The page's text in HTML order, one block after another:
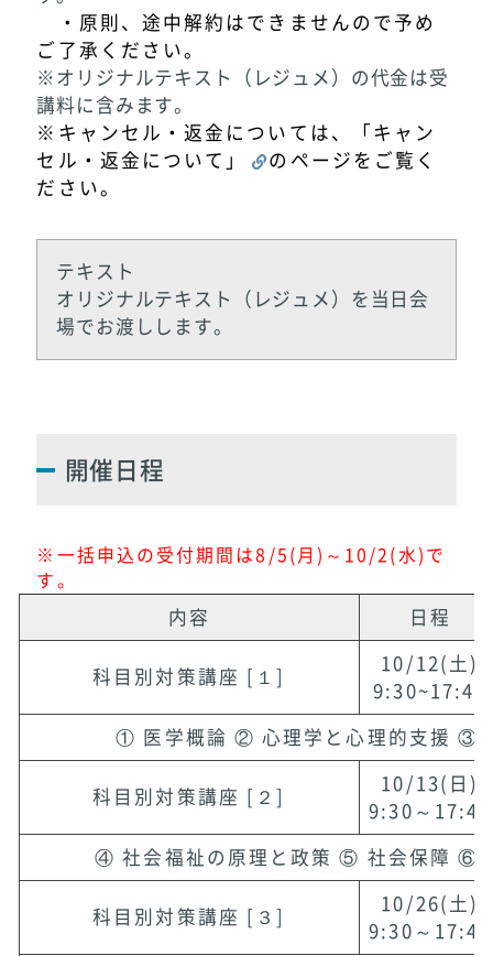
・原則、途中解約はできませんので予め
ご了承ください。
※オリジナルテキスト（レジュメ）の代金は受
講料に含みます。
※キャンセル・返金については、「 キャン
セル・返金について 」
のページをご覧く
ださい。
テキスト
オリジナルテキスト（レジュメ）を当日会
場でお渡しします。
開催日程
※一括申込の受付期間は8/5(月)～10/2(水)で
す。
内容 日程
科目別対策講座 [１]
10/12(土)
9:30~17:45
① 医学概論 ② 心理学と心理的支援 ③
科目別対策講座 [２]
10/13(日)
9:30～17:45
④ 社会福祉の原理と政策 ⑤ 社会保障 ⑥
科目別対策講座 [３]
10/26(土)
9:30～17:45